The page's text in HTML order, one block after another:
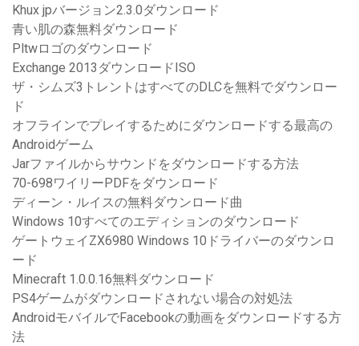
Khux jpバージョン2.3.0ダウンロード
青い肌の森無料ダウンロード
Pltwロゴのダウンロード
Exchange 2013ダウンロードISO
ザ・シムズ3トレントはすべてのDLCを無料でダウンロー
ド
オフラインでプレイするためにダウンロードする最高の
Androidゲーム
Jarファイルからサウンドをダウンロードする方法
70-698ワイリーPDFをダウンロード
ディーン・ルイスの無料ダウンロード曲
Windows 10すべてのエディションのダウンロード
ゲートウェイZX6980 Windows 10ドライバーのダウンロ
ード
Minecraft 1.0.0.16無料ダウンロード
PS4ゲームがダウンロードされない場合の対処法
AndroidモバイルでFacebookの動画をダウンロードする方
法